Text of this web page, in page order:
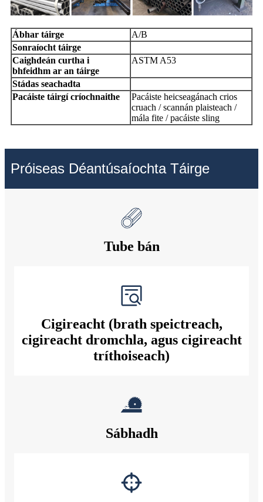
Ábhar táirge
A/B
Sonraíocht táirge
Caighdeán curtha i
bhfeidhm ar an táirge
ASTM A53
Stádas seachadta
Pacáiste táirgí críochnaithe
Pacáiste heicseagánach crios
cruach / scannán plaisteach /
mála fite / pacáiste sling
Próiseas Déantúsaíochta Táirge
Tube bán
Cigireacht (brath speictreach,
cigireacht dromchla, agus cigireacht
tríthoiseach)
Sábhadh